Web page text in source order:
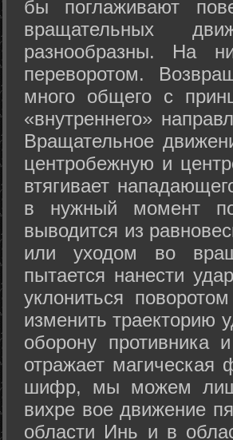
бы поглаживают
вращательных
разнообразны. На
переворотом.
много общего с
«внутреннего»
Вращательное
центробежную и
втягивает
в нужный момент по
выводится из
или уходом во
пытается нанести
уклониться
изменить траекторию
оборону противника
отражает магическая
шифр, мы можем лишь
вихре вое движение
области Инь и в